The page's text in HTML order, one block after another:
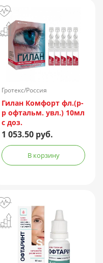
Гротекс/Россия
Гилан Комфорт фл.(р-
р офтальм. увл.) 10мл
с доз.
1 053.50 руб.
В корзину